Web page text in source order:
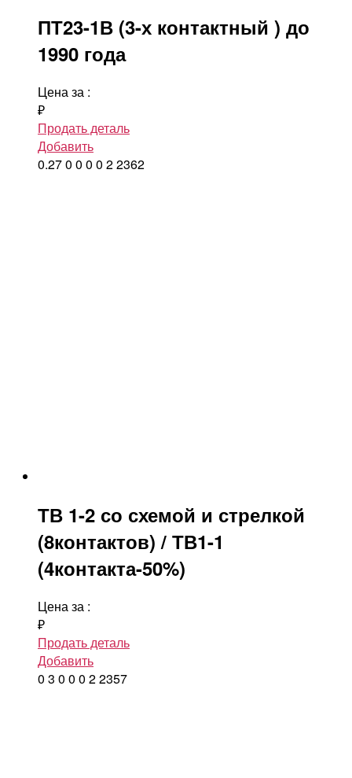
ПТ23-1В (3-х контактный ) до
1990 года
Цена за :
₽
Продать деталь
Добавить
0.270 0 0 0 22362
ТВ 1-2 со схемой и стрелкой
(8контактов) / ТВ1-1
(4контакта-50%)
Цена за :
₽
Продать деталь
Добавить
0 3 0 0 0 22357